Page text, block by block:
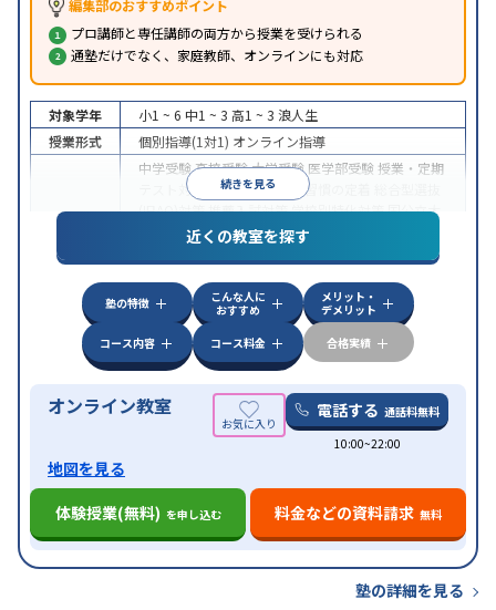
編集部のおすすめポイント
プロ講師と専任講師の両方から授業を受けられる
通塾だけでなく、家庭教師、オンラインにも対応
続きを見る
対象学年 小1 ~ 6 中1 ~ 3 高1 ~ 3 浪人生
授業形式
個別指導(1対1) オンライン指導
中学受験高校受験大学受験 医学部受験 授業・定期
テスト対策
内申点対策 学習習慣の定着
(旧AO)対策推薦入試対策学校別特化対策国公立大
私大対策共通テスト対策
英語・英会話特化
特徴
中高一貫校生に対応授業の振替可能 不登校生に対
オンライン対応 1科目から受講可能季節講習の
みの受講可
自習室あり
近くの教室を探す
塾の特徴
こんな人に
おすすめ
メリット・
デメリット
コース内容
コース料金 合格実績
オンライン教室 電話する 通話料無料
10:00~22:00
地図を見る
体験授業(無料) を申し込む 料金などの資料請求 無料
塾の詳細を見る